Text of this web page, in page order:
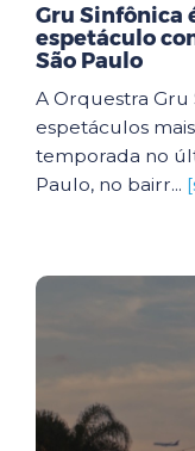
Gru Sinfônica
espetáculo
São Paulo
A Orquestra
espetáculos
temporada no
Paulo, no bairr...